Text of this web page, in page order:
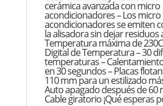
cerámica avanzada con micro
acondicionadores – Los micro
acondicionadores se emiten
la alisadora sin dejar residuos
Temperatura máxima de
Digital de Temperatura – 30
temperaturas –
en 30 segundos – Placas
110 mm para un estilizado
Auto apagado después de 60
Cable giratorio ¡Qué esperas